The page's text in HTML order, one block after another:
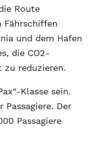
Route
Fährschiffen
und dem Hafen
die CO2-
zu reduzieren.
Klasse sein.
Der
Passagiere